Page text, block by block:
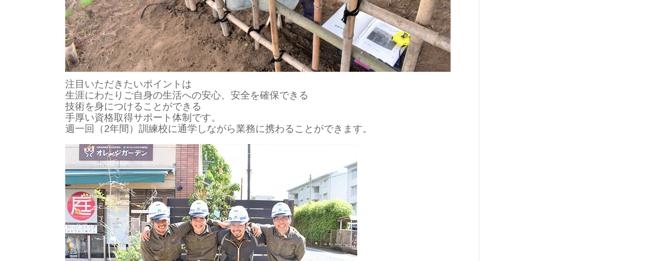
注目いただきたいポイントは
生涯にわたりご自身の生活への安心、安全を確保できる
技術を身につけることができる
手厚い資格取得サポート体制です。
週一回（2年間）訓練校に通学しながら業務に携わることができます。